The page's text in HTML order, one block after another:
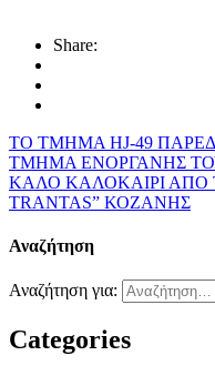
Share:
ΤΟ ΤΜΗΜΑ HJ-49
ΤΜΗΜΑ ΕΝΟΡΓΑΝΗΣ
ΚΑΛΟ ΚΑΛΟΚΑΙΡΙ ΑΠΟ
TRANTAS” ΚΟΖΑΝΗΣ
Αναζήτηση
Αναζήτηση για:
Categories